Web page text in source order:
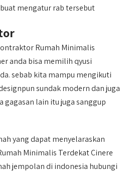
mengatur rab tersebut
Rumah Minimalis
anda bisa memilih qyusi
sebab kita mampu mengikuti
sundak modern dan juga
gagasan lain itu juga sanggup
yang dapat menyelaraskan
Minimalis Terdekat Cinere
jempolan di indonesia hubungi